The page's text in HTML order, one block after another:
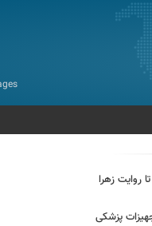
از فراخوان جایزه البرز دانش‌آموزی ۱۴۰۵ تا روایت زهرا
پزشکی